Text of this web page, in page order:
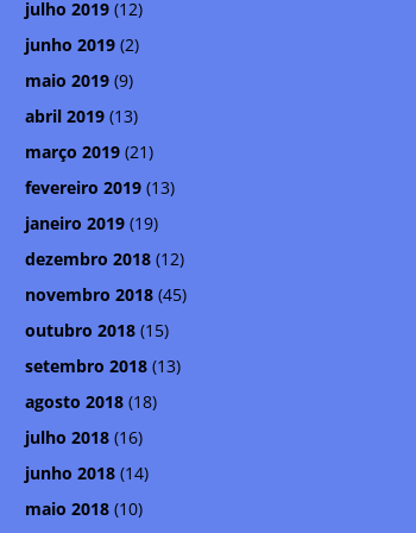
julho 2019 (12)
junho 2019 (2)
maio 2019 (9)
abril 2019 (13)
março 2019 (21)
fevereiro 2019 (13)
janeiro 2019 (19)
dezembro 2018 (12)
novembro 2018 (45)
outubro 2018 (15)
setembro 2018 (13)
agosto 2018 (18)
julho 2018 (16)
junho 2018 (14)
maio 2018 (10)